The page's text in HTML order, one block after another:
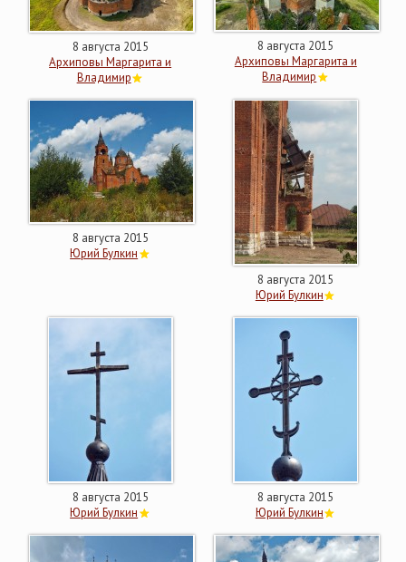
8 августа 2015
Архиповы Маргарита и
Владимир
8 августа 2015
Архиповы Маргарита и
Владимир
8 августа 2015
Юрий Булкин
8 августа 2015
Юрий Булкин
8 августа 2015
Юрий Булкин
8 августа 2015
Юрий Булкин